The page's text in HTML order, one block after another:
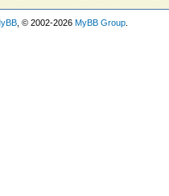
, © 2002-2026 MyBB Group